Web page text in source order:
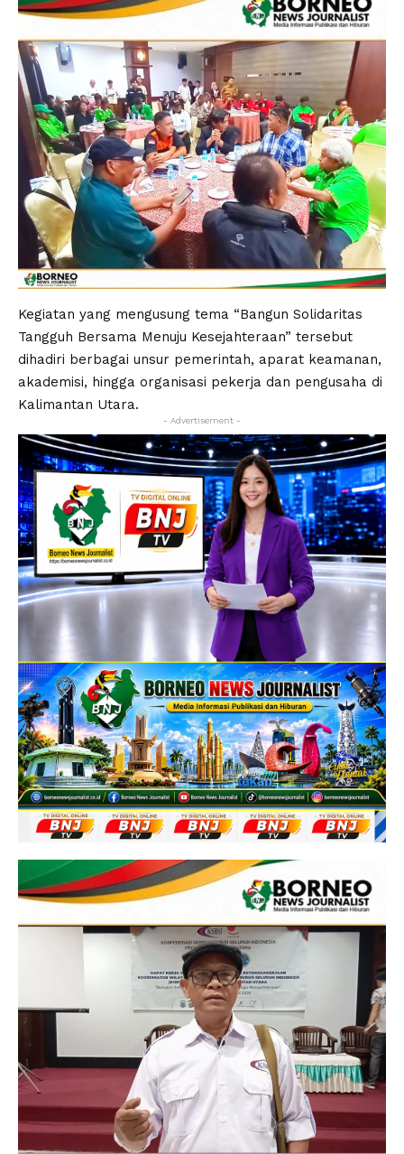
Kegiatan yang mengusung tema “Bangun Solidaritas
Tangguh Bersama Menuju Kesejahteraan” tersebut
dihadiri berbagai unsur pemerintah, aparat keamanan,
akademisi, hingga organisasi pekerja dan pengusaha di
Kalimantan Utara.
- Advertisement -